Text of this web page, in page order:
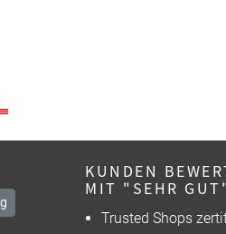
KUNDEN
MIT "SEHR GUT"
Trusted Shops